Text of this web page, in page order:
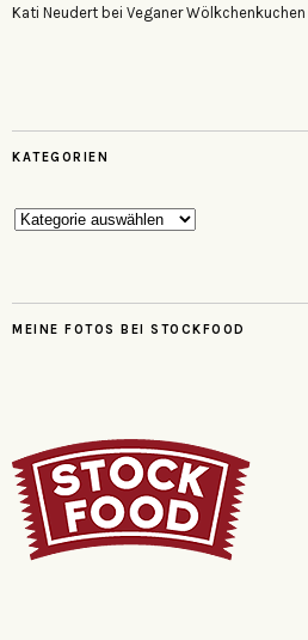
Kati Neudert bei Veganer Wölkchenkuchen
KATEGORIEN
Kategorien
MEINE FOTOS BEI STOCKFOOD